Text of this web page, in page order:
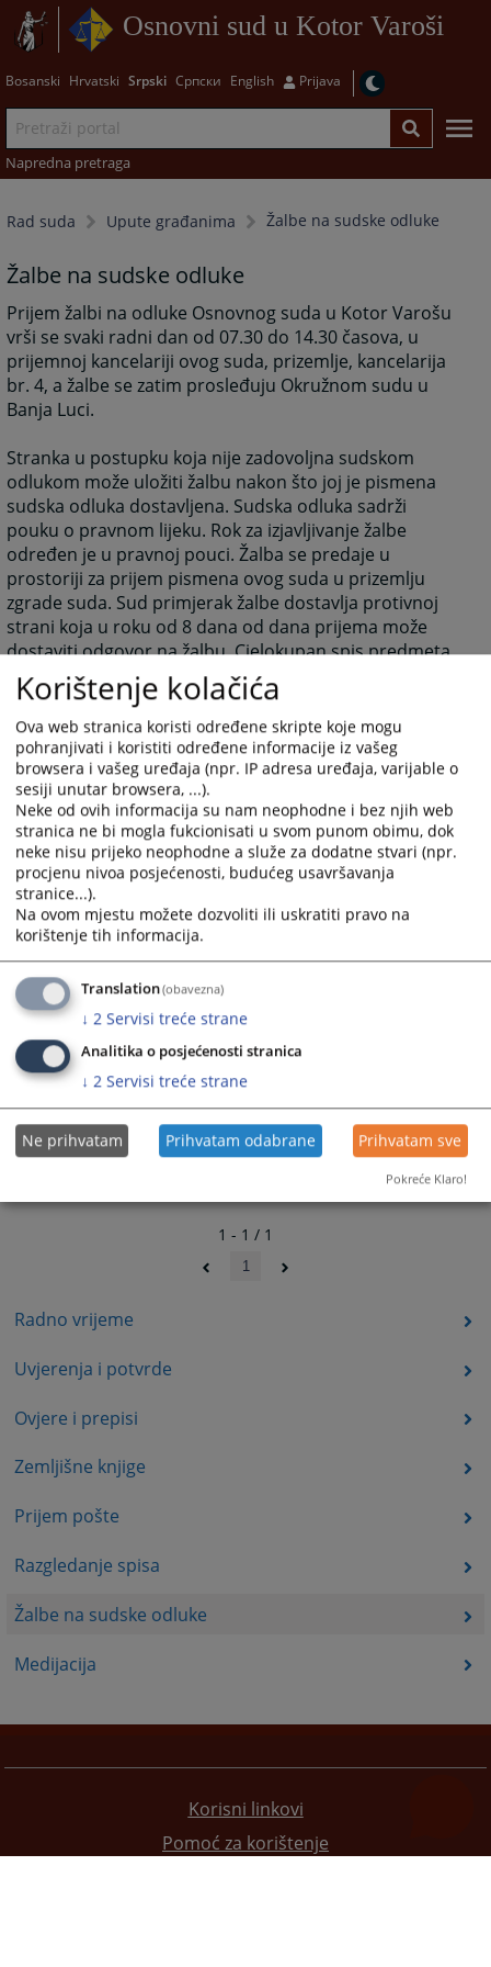
Osnovni sud u Kotor Varoši
Bosanski Hrvatski Srpski Српски English Prijava
Napredna pretraga
Rad suda Upute građanima Žalbe na sudske odluke
Radno vrijeme
Uvjerenja i potvrde
Ovjere i prepisi
Zemljišne knjige
Prijem pošte
Razgledanje spisa
Žalbe na sudske odluke
Medijacija
Žalbe na sudske odluke
Prijem žalbi na odluke Osnovnog suda u Kotor Varošu
vrši se svaki radni dan od 07.30 do 14.30 časova, u
prijemnoj kancelariji ovog suda, prizemlje, kancelarija
br. 4, a žalbe se zatim prosleđuju Okružnom sudu u
Banja Luci.
Stranka u postupku koja nije zadovoljna sudskom
odlukom može uložiti žalbu nakon što joj je pismena
sudska odluka dostavljena. Sudska odluka sadrži
pouku o pravnom lijeku. Rok za izjavljivanje žalbe
određen je u pravnoj pouci. Žalba se predaje u
prostoriji za prijem pismena ovog suda u prizemlju
zgrade suda. Sud primjerak žalbe dostavlja protivnoj
strani koja u roku od 8 dana od dana prijema može
dostaviti odgovor na žalbu. Cjelokupan spis predmeta
se dostavlja Okružnom sudu u Banja Luci koji je tog
trenutka nadležan za taj predmet.
1620PREGLEDA
1 - 1 / 1
1
Korisni linkovi
Pomoć za korištenje
Korištenje kolačića
Ova web stranica koristi određene skripte koje mogu
pohranjivati i koristiti određene informacije iz vašeg
browsera i vašeg uređaja (npr. IP adresa uređaja, varijable o
sesiji unutar browsera, ...).
Neke od ovih informacija su nam neophodne i bez njih web
stranica ne bi mogla fukcionisati u svom punom obimu, dok
neke nisu prijeko neophodne a služe za dodatne stvari (npr.
procjenu nivoa posjećenosti, budućeg usavršavanja
stranice...).
Na ovom mjestu možete dozvoliti ili uskratiti pravo na
korištenje tih informacija.
Translation(obavezna)
↓ 2 Servisi treće strane
Analitika o posjećenosti stranica
↓ 2 Servisi treće strane
Ne prihvatam Prihvatam odabrane Prihvatam sve
Pokreće Klaro!